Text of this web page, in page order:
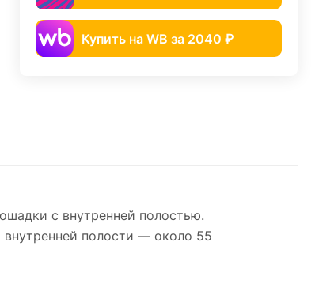
Купить на WB за 2040 ₽
с внутренней полостью.
полости — около 55